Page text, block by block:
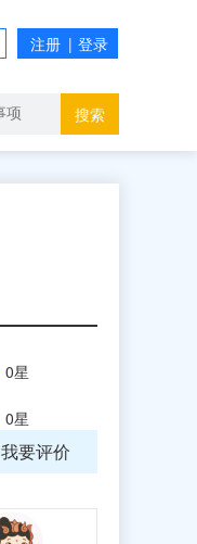
搜索
0星
0星
我要评价